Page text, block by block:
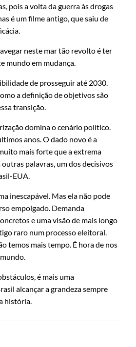
pois a volta da guerra às drogas
é um filme antigo, que saiu de
neste mar tão revolto é ter
mundo em mudança.
de prosseguir até 2030.
a definição de objetivos são
transição.
domina o cenário político.
anos. O dado novo é a
mais forte que a extrema
palavras, um dos decisivos
EUA.
inescapável. Mas ela não pode
empolgado. Demanda
e uma visão de mais longo
raro num processo eleitoral.
temos mais tempo. É hora de nos
é mais uma
alcançar a grandeza sempre
história.